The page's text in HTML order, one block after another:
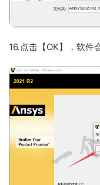
16.点击【OK】，软件